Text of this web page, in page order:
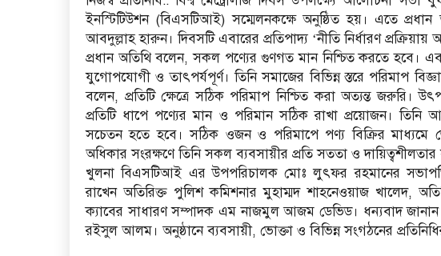
ইনস্টিটিউশন (বিএসটিআই) সম্মেলনকক্ষে অনুষ্ঠিত হয়। এতে
আবদুল্লাহ হারুন। দিবসটি এবারের প্রতিপাদ্য ‘নীতি নির্ধারণ প্রক্রিয়ায়
প্রধান অতিথি বলেন, সকল পণ্যের গুণগত মান নিশ্চিত করতে হবে।
যুগোপযোগী ও তাৎপর্যপূর্ণ। তিনি সমাজের বিভিন্ন স্তরে পরিমাপ
বলেন, প্রতিটি ক্ষেত্রে সঠিক পরিমাপ নিশ্চিত করা অত্যন্ত জরুরি।
প্রতিটি ধাপে পণ্যের মান ও পরিমান সঠিক রাখা প্রয়োজন।
সচেতন হতে হবে। সঠিক ওজন ও পরিমাপে পণ্য বিক্রির মাধ্যমে
অধিকার সংরক্ষণে তিনি সকল ব্যবসায়ীর প্রতি সততা ও
খুলনা বিএসটিআই এর উপপরিচালক মোঃ লুৎফর রহমানের
রাখেন অতিরিক্ত পুলিশ কমিশনার মুহাম্মদ শাহনেওয়াজ খালেদ,
ক্যাবের সাধারণ সম্পাদক এম নাজমুল আজম ডেভিড। ধন্যবাদ
রইসুল আলম। অনুষ্ঠানে ব্যবসায়ী, ভোক্তা ও বিভিন্ন সংগঠনের